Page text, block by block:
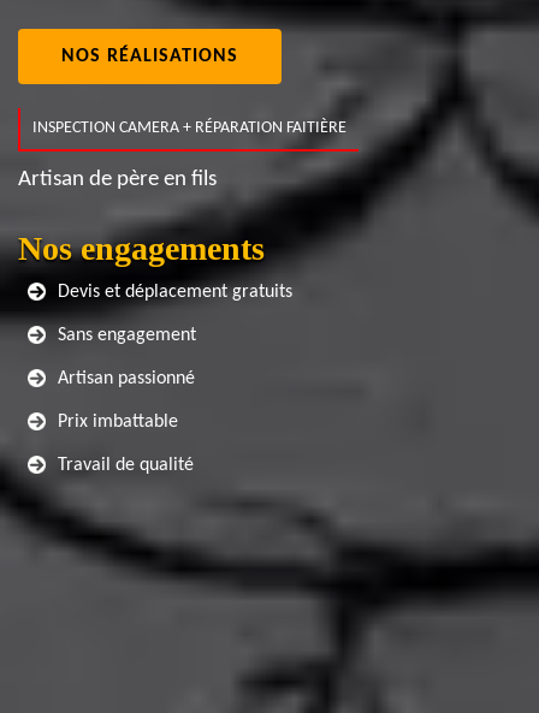
NOS RÉALISATIONS
INSPECTION CAMERA + RÉPARATION FAITIÈRE
Artisan de père en fils
Nos engagements
Devis et déplacement gratuits
Sans engagement
Artisan passionné
Prix imbattable
Travail de qualité